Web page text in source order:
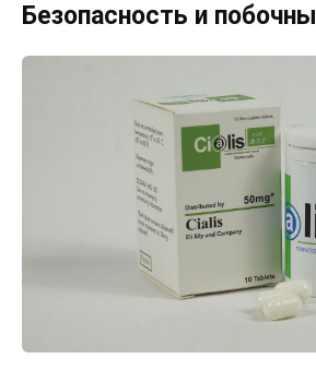
Безопасность и